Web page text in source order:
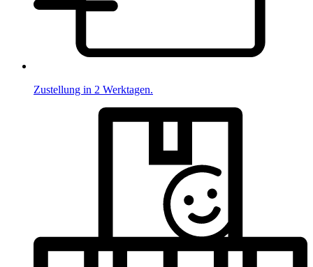
Zustellung in 2 Werktagen.